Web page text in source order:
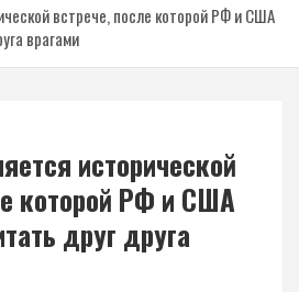
встрече, после которой РФ и США
врагами
исторической
которой РФ и США
друг друга